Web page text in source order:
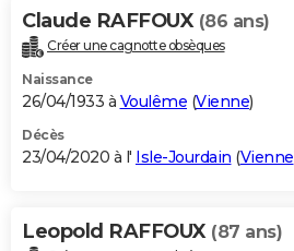
Claude RAFFOUX (86 ans)
Créer une cagnotte obsèques
Naissance
26/04/1933 à Voulême (Vienne)
Décès
23/04/2020 à l' Isle-Jourdain (Vienne
Leopold RAFFOUX (87 ans)